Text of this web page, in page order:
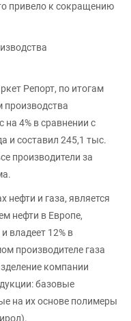
привело к сокращению
Репорт, по итогам
4% в сравнении с
и составил 245,1 тыс.
производители за
нефти и газа, является
нефти в Европе,
владеет 12% в
производителе газа
компании
базовые
на их основе полимеры